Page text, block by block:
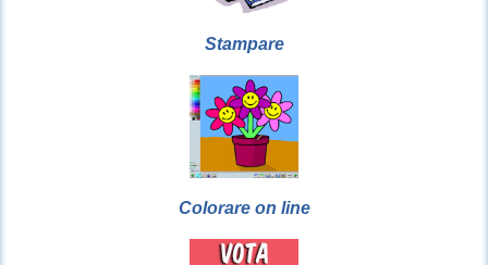
Stampare
Colorare on line